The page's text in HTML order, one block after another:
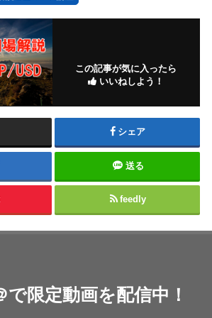
この記事が気に入ったら
いいねしよう！
シェア
送る
feedly
で限定動画を配信中！